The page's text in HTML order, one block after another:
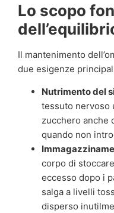
Lo scopo
Il mantenimento
due esigenze
Nutrimento del
tessuto nervoso
zucchero anche
quando non
corpo di
eccesso dopo i
salga a livelli
disperso